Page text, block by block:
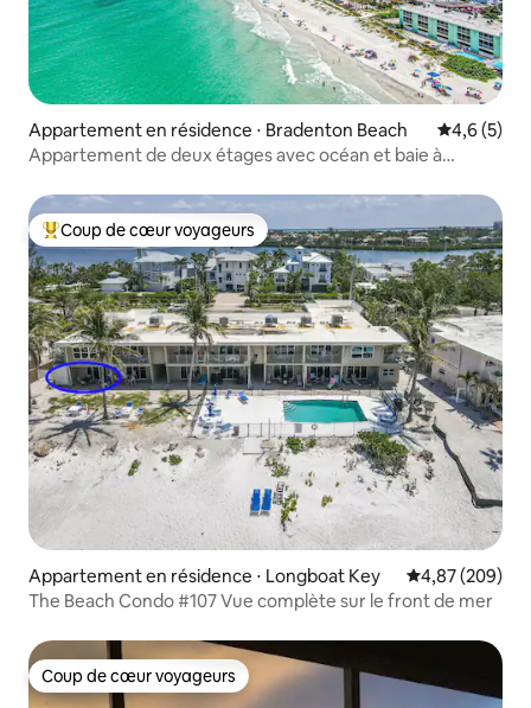
Appartement en résidence ⋅ Bradenton Beach Évaluation
4,6 (5)
Appartement de deux étages avec océan et baie à
Coups de cœur voyageurs les plus appréciés
Coup de cœur voyageurs
Appartement en résidence ⋅ Longboat Key Évaluation
4,87 (209)
The Beach Condo #107 Vue complète sur le front de mer
Coup de cœur voyageurs
Coup de cœur voyageurs